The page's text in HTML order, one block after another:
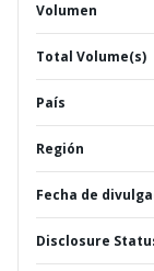
Volumen
Total Volume(s)
País
Región
Fecha de
Disclosure